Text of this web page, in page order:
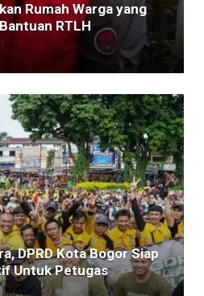
Rumah Warga yang
RTLH
DPRD Kota Bogor Siap
Untuk Petugas